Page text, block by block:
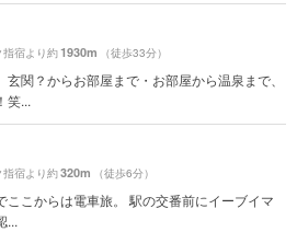
宿より約1930m （徒歩33分）
玄関？からお部屋まで・お部屋から温泉まで、
笑...
宿より約320m （徒歩6分）
ここからは電車旅。 駅の交番前にイーブイマ
...